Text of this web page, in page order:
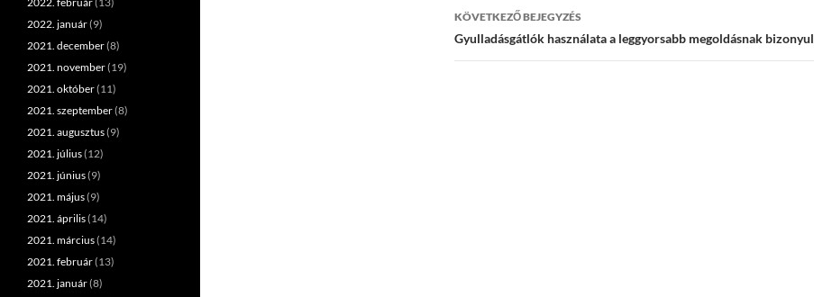
KÖVETKEZŐ BEJEGYZÉS
Gyulladásgátlók használata a leggyorsabb megoldásnak bizonyul
2022. január(9)
2021. december(8)
2021. november(19)
2021. október(11)
2021. szeptember(8)
2021. augusztus(9)
2021. július(12)
2021. június(9)
2021. május(9)
2021. április(14)
2021. március(14)
2021. február(13)
2021. január(8)